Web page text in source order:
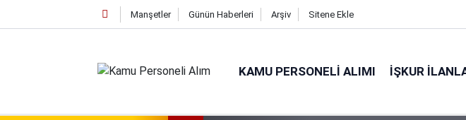
Manşetler Günün Haberleri Arşiv Sitene Ekle
KAMU PERSONELI ALIMI İŞKUR